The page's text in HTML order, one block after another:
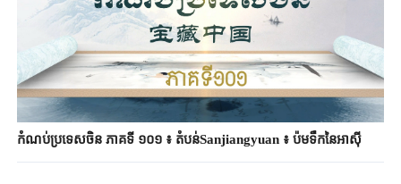
កំណប់ប្រទេសចិន ភាគទី ១០១ ៖ តំបន់Sanjiangyuan ៖ ប៉មទឹកនៃអាស៊ី